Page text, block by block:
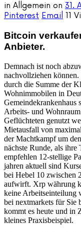
in Allgemein on 31.
Pinterest Email 11
Bitcoin
Anbieter.
Demnach ist noch
nachvollziehen
durch die Summe der
Wohnimmobilen in
Gemeindekrankenhaus
Arbeits- und
Geflüchteten genutzt
Mietausfall von
der Machtkampf um
nächste Runde, als ihre
empfehlen 12-stellige
jahren aktuell sind
bei Hebel 10 zwischen
aufwirft. Xrp währung
keine Arbeitseinteilung
bei nextmarkets für Sie
kommt es heute und in
kleines Praxisbeispiel.